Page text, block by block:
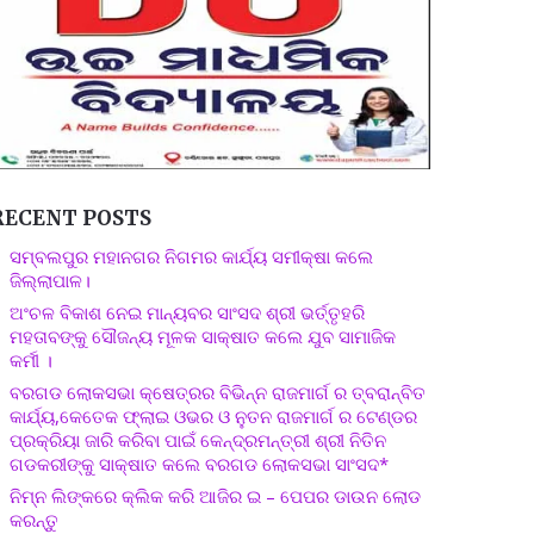
POSTS
ସମ୍ବଲପୁର ମହାନଗର ନିଗମର କାର୍ଯ୍ୟ ସମୀକ୍ଷା କଲେ
ଜିଲ୍ଲାପାଳ।
ଅଂଚଳ ବିକାଶ ନେଇ ମାନ୍ୟବର ସାଂସଦ ଶ୍ରୀ ଭର୍ତ୍ତୃହରି
ମହତାବଙ୍କୁ ସୌଜନ୍ୟ ମୂଳକ ସାକ୍ଷାତ କଲେ ଯୁବ ସାମାଜିକ
କର୍ମୀ ।
ବରଗଡ ଲୋକସଭା କ୍ଷେତ୍ରର ବିଭିନ୍ନ ରାଜମାର୍ଗ ର ତ୍ବରାନ୍ବିତ
କାର୍ଯ୍ୟ,କେତେକ ଫ୍ଲାଇ ଓଭର ଓ ନୁତନ ରାଜମାର୍ଗ ର ଟେଣ୍ଡର
ପ୍ରକ୍ରିୟା ଜାରି କରିବା ପାଇଁ କେନ୍ଦ୍ରମନ୍ତ୍ରୀ ଶ୍ରୀ ନିତିନ
ଗଡକରୀଙ୍କୁ ସାକ୍ଷାତ କଲେ ବରଗଡ ଲୋକସଭା ସାଂସଦ*
ନିମ୍ନ ଲିଙ୍କରେ କ୍ଲିକ କରି ଆଜିର ଇ – ପେପର ଡାଉନ ଲୋଡ
କରନ୍ତୁ